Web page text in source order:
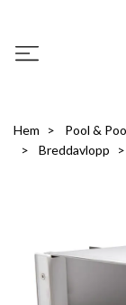
Hem Pool &
Breddavlopp